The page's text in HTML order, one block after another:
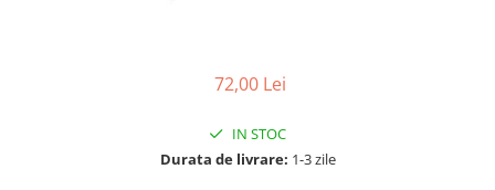
72,00 Lei
IN STOC
Durata de livrare: 1-3 zile